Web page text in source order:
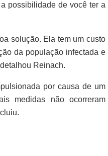
possibilidade de você ter a
solução. Ela tem um custo
da população infectada e
Reinach.
por causa de um
medidas não ocorreram